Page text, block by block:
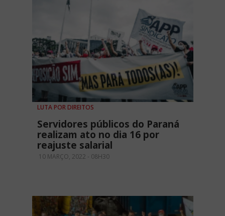
LUTA POR DIREITOS
Servidores públicos do Paraná
realizam ato no dia 16 por
reajuste salarial
10 MARÇO, 2022 - 08H30